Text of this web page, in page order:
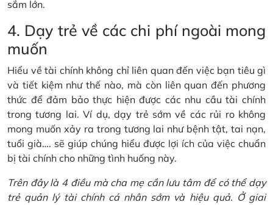
sắm lớn.
4. Dạy trẻ về các chi phí ngoài mong
muốn
Hiểu về tài chính không chỉ liên quan đến việc bạn tiêu gì
và tiết kiệm như thế nào, mà còn liên quan đến phương
thức để đảm bảo thực hiện được các nhu cầu tài chính
trong tương lai. Ví dụ, dạy trẻ sớm về các rủi ro không
mong muốn xảy ra trong tương lai như bệnh tật, tai nạn,
tuổi già…. sẽ giúp chúng hiểu được lợi ích của việc chuẩn
bị tài chính cho những tình huống này.
Trên đây là 4 điều mà cha mẹ cần lưu tâm để có thể dạy
trẻ quản lý tài chính cá nhân sớm và hiệu quả. Ở giai